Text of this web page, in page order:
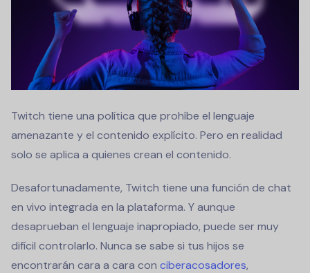
Twitch tiene una política que prohíbe el lenguaje
amenazante y el contenido explícito. Pero en realidad
solo se aplica a quienes crean el contenido.
Desafortunadamente, Twitch tiene una función de chat
en vivo integrada en la plataforma. Y aunque
desaprueban el lenguaje inapropiado, puede ser muy
difícil controlarlo. Nunca se sabe si tus hijos se
encontrarán cara a cara con ciberacosadores,